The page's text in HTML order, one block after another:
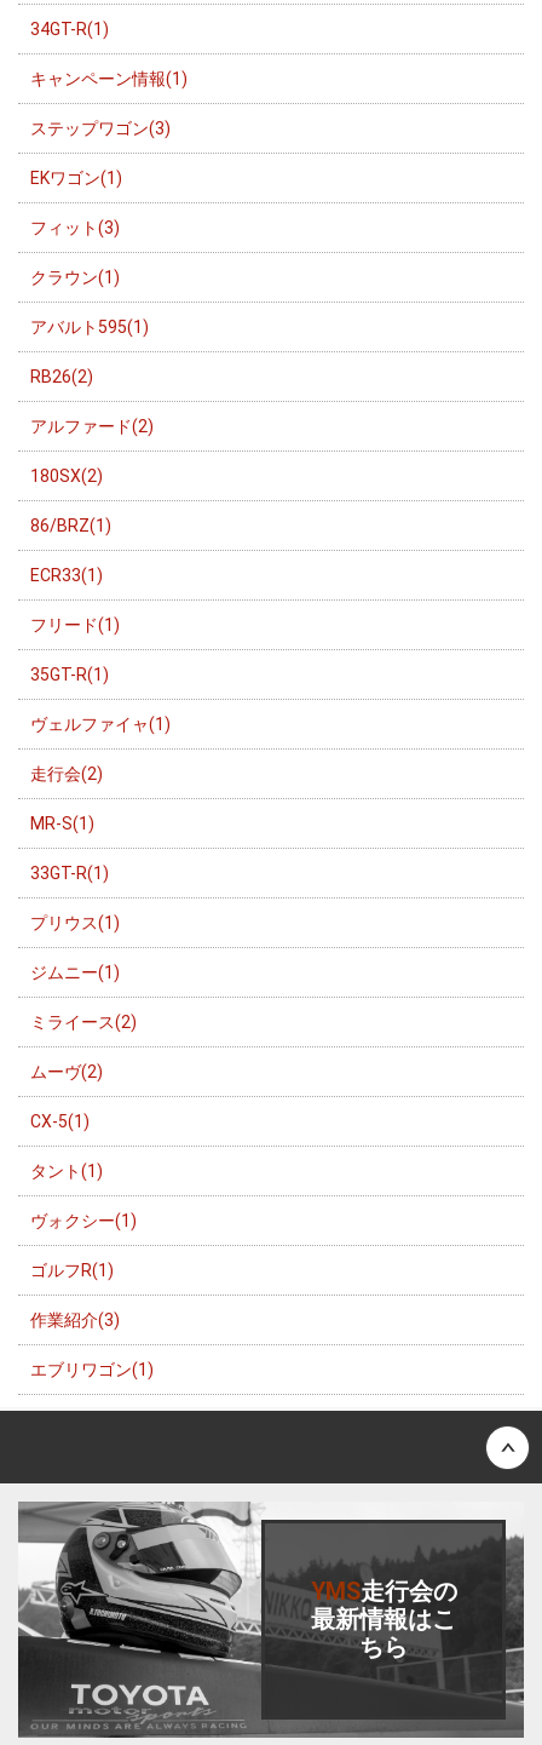
34GT-R(1)
キャンペーン情報(1)
ステップワゴン(3)
EKワゴン(1)
フィット(3)
クラウン(1)
アバルト595(1)
RB26(2)
アルファード(2)
180SX(2)
86/BRZ(1)
ECR33(1)
フリード(1)
35GT-R(1)
ヴェルファイャ(1)
走行会(2)
MR-S(1)
33GT-R(1)
プリウス(1)
ジムニー(1)
ミライース(2)
ムーヴ(2)
CX-5(1)
タント(1)
ヴォクシー(1)
ゴルフR(1)
作業紹介(3)
エブリワゴン(1)
YMS走行会の
最新情報はこ
ちら